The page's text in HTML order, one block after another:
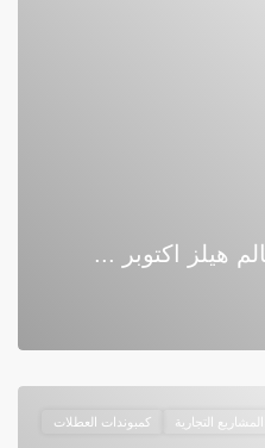
هيلز اكتوبر ...
المشاريع التجارية كمبوندات العطلات